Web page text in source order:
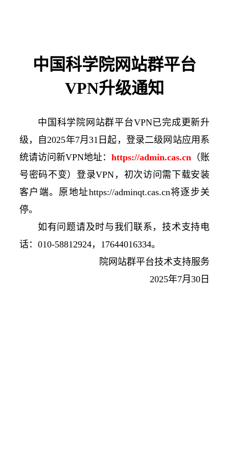
中国科学院网站群平台
VPN升级通知
中国科学院网站群平台VPN已完成更新升
级，自2025年7月31日起，登录二级网站应用系
统请访问新VPN地址： https://admin.cas.cn （账
号密码不变）登录VPN，初次访问需下载安装
客户端。原地址https://adminqt.cas.cn将逐步关
停。
如有问题请及时与我们联系，技术支持电
话：010-58812924，17644016334。
院网站群平台技术支持服务
2025年7月30日